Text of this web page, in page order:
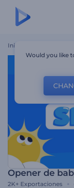
Inicio
Opener de
2K+ Exportaciones
Would you like